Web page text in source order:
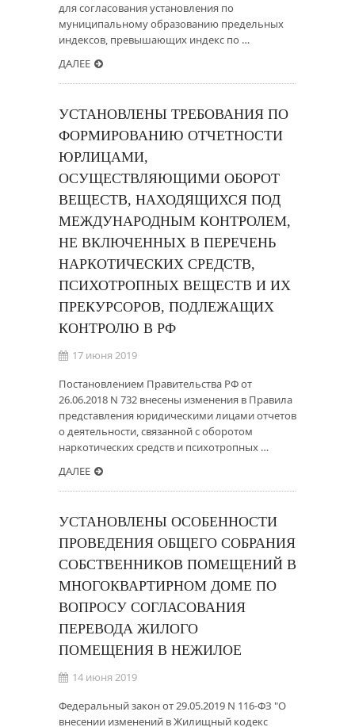
для согласования установления по
муниципальному образованию предельных
индексов, превышающих индекс по …
ДАЛЕЕ
УСТАНОВЛЕНЫ ТРЕБОВАНИЯ ПО
ФОРМИРОВАНИЮ ОТЧЕТНОСТИ
ЮРЛИЦАМИ,
ОСУЩЕСТВЛЯЮЩИМИ ОБОРОТ
ВЕЩЕСТВ, НАХОДЯЩИХСЯ ПОД
МЕЖДУНАРОДНЫМ КОНТРОЛЕМ,
НЕ ВКЛЮЧЕННЫХ В ПЕРЕЧЕНЬ
НАРКОТИЧЕСКИХ СРЕДСТВ,
ПСИХОТРОПНЫХ ВЕЩЕСТВ И ИХ
ПРЕКУРСОРОВ, ПОДЛЕЖАЩИХ
КОНТРОЛЮ В РФ
17 июня 2019
Постановлением Правительства РФ от
26.06.2018 N 732 внесены изменения в Правила
представления юридическими лицами отчетов
о деятельности, связанной с оборотом
наркотических средств и психотропных …
ДАЛЕЕ
УСТАНОВЛЕНЫ ОСОБЕННОСТИ
ПРОВЕДЕНИЯ ОБЩЕГО СОБРАНИЯ
СОБСТВЕННИКОВ ПОМЕЩЕНИЙ В
МНОГОКВАРТИРНОМ ДОМЕ ПО
ВОПРОСУ СОГЛАСОВАНИЯ
ПЕРЕВОДА ЖИЛОГО
ПОМЕЩЕНИЯ В НЕЖИЛОЕ
14 июня 2019
Федеральный закон от 29.05.2019 N 116-ФЗ "О
внесении изменений в Жилищный кодекс